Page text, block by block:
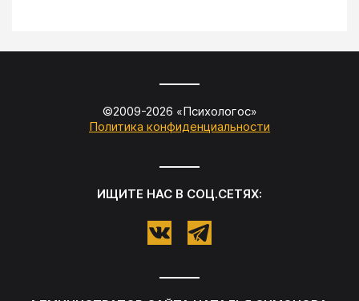
©2009-2026 «Психологос»
Политика конфиденциальности
ИЩИТЕ НАС В СОЦ.СЕТЯХ: